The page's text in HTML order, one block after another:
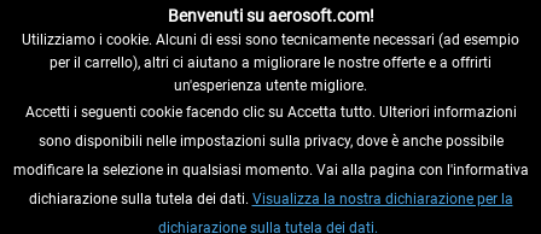
RECEDERE DAL CONTRATTO
INFORMAZIONI
Benvenuti su aerosoft.com!
Utilizziamo i cookie. Alcuni di essi sono tecnicamente necessari (ad esempio
per il carrello), altri ci aiutano a migliorare le nostre offerte e a offrirti
un'esperienza utente migliore.
Accetti i seguenti cookie facendo clic su Accetta tutto. Ulteriori informazioni
sono disponibili nelle impostazioni sulla privacy, dove è anche possibile
modificare la selezione in qualsiasi momento. Vai alla pagina con l'informativa
dichiarazione sulla tutela dei dati. Visualizza la nostra dichiarazione per la
dichiarazione sulla tutela dei dati.